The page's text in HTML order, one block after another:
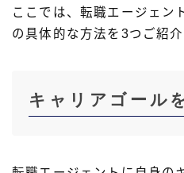
ここでは、転職エージェン
の具体的な方法を3つご紹介
キャリアゴール